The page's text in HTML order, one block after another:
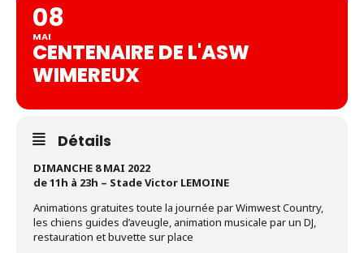
08
MAI
CENTENAIRE DE L'ASW
WIMEREUX
Détails
DIMANCHE 8 MAI 2022
de 11h à 23h – Stade Victor LEMOINE
Animations gratuites toute la journée par Wimwest Country,
les chiens guides d’aveugle, animation musicale par un DJ,
restauration et buvette sur place